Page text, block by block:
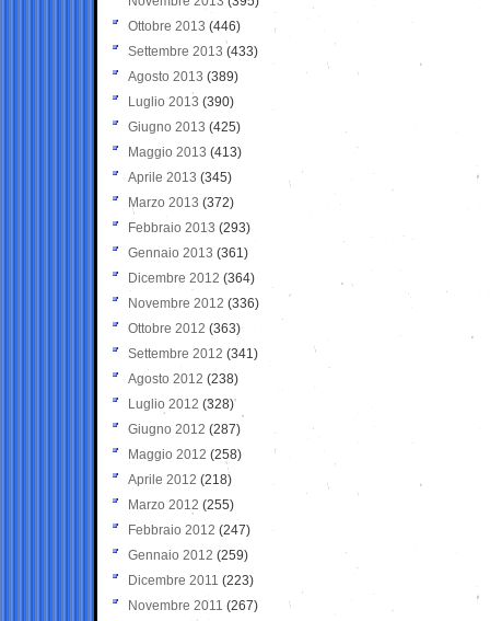
Ottobre 2013 (446)
Settembre 2013 (433)
Agosto 2013 (389)
Luglio 2013 (390)
Giugno 2013 (425)
Maggio 2013 (413)
Aprile 2013 (345)
Marzo 2013 (372)
Febbraio 2013 (293)
Gennaio 2013 (361)
Dicembre 2012 (364)
Novembre 2012 (336)
Ottobre 2012 (363)
Settembre 2012 (341)
Agosto 2012 (238)
Luglio 2012 (328)
Giugno 2012 (287)
Maggio 2012 (258)
Aprile 2012 (218)
Marzo 2012 (255)
Febbraio 2012 (247)
Gennaio 2012 (259)
Dicembre 2011 (223)
Novembre 2011 (267)